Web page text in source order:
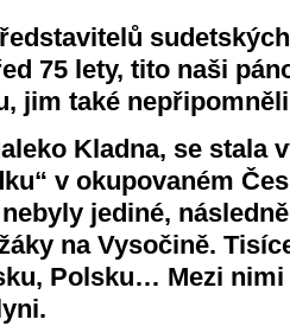
75 lety, tito naši
jim také
Kladna, se stala
v okupovaném
jediné,
na Vysočině.
Polsku… Mezi